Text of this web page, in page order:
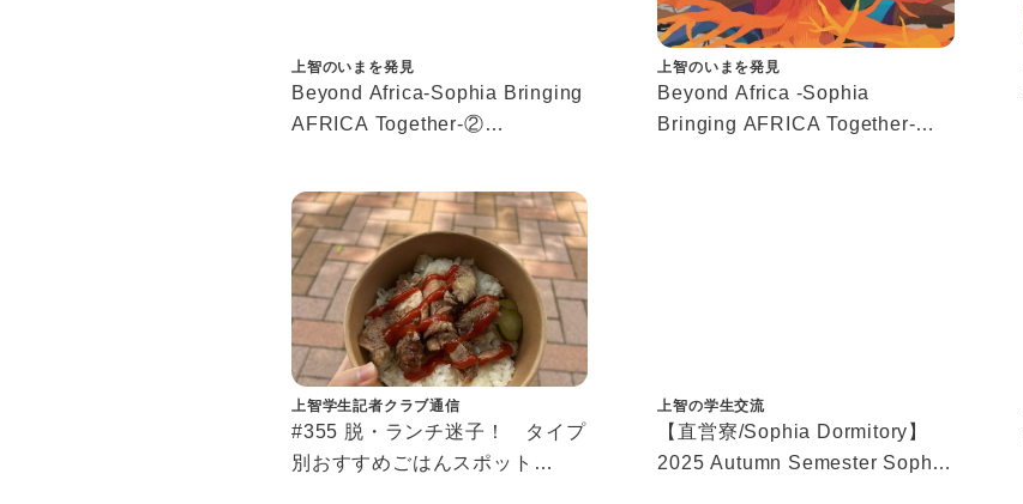
上智のいまを発見
Beyond Africa-Sophia Bringing
AFRICA Together-②
上智のいまを発見
Beyond Africa -Sophia
Bringing AFRICA Together-①
上智学生記者クラブ通信
#355 脱・ランチ迷子！ タイプ
別おすすめごはんスポット
上智の学生交流
【直営寮/Sophia Dormitory】
2025 Autumn Semester Sophia